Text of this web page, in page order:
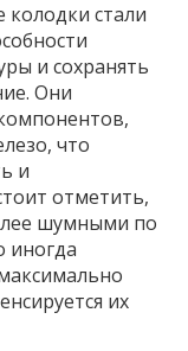
стали
и сохранять
Они
что
и
отметить,
шумными по
иногда
их